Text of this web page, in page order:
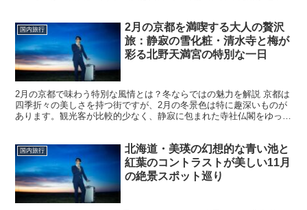
国内旅行
2月の京都を満喫する大人の贅沢
旅：静寂の雪化粧・清水寺と梅が
彩る北野天満宮の特別な一日
2月の京都で味わう特別な風情とは？冬ならではの魅力を解説 京都は
四季折々の美しさを持つ街ですが、2月の冬景色は特に趣深いものが
あります。観光客が比較的少なく、静寂に包まれた寺社仏閣をゆった
国内旅行
北海道・美瑛の幻想的な青い池と
紅葉のコントラストが美しい11月
の絶景スポット巡り